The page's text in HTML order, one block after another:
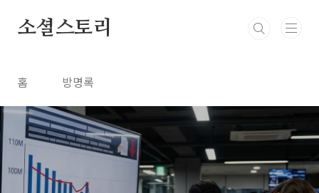
소셜스토리
홈 방명록